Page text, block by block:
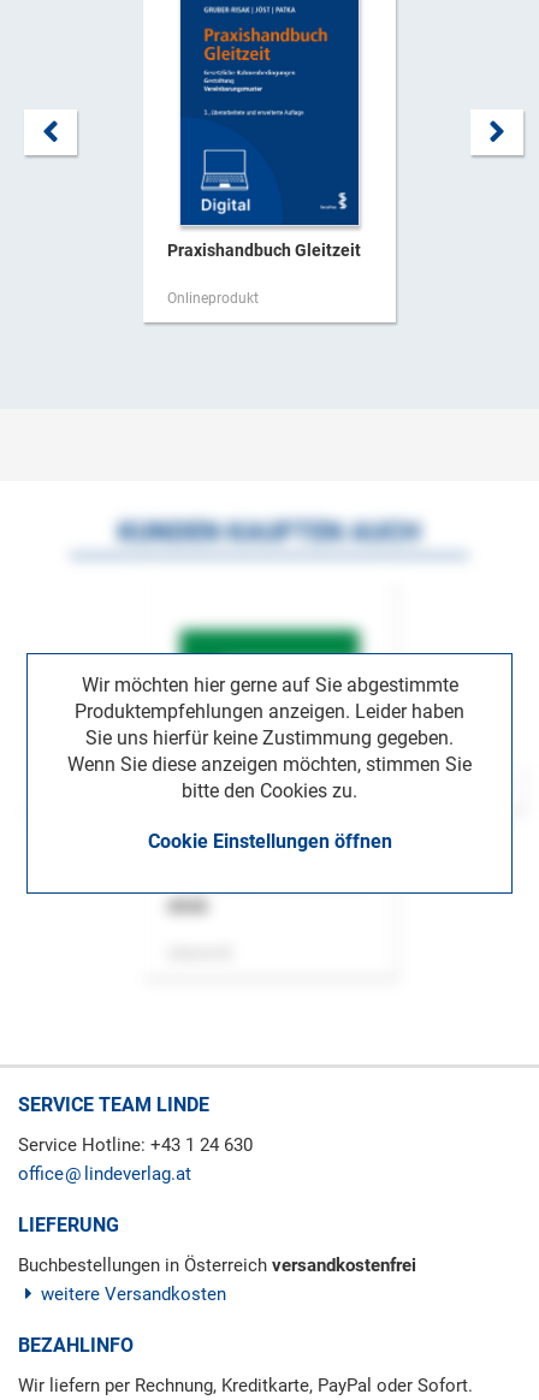
Praxishandbuch Gleitzeit
Onlineprodukt
Wir möchten hier gerne auf Sie abgestimmte
Produktempfehlungen anzeigen. Leider haben
Sie uns hierfür keine Zustimmung gegeben.
Wenn Sie diese anzeigen möchten, stimmen Sie
bitte den Cookies zu.
Cookie Einstellungen öffnen
KUNDEN KAUFTEN AUCH
SERVICE TEAM LINDE
Service Hotline: +43 1 24 630
office
lindeverlag.at
LIEFERUNG
Buchbestellungen in Österreich versandkostenfrei
weitere Versandkosten
BEZAHLINFO
Wir liefern per Rechnung, Kreditkarte, PayPal oder Sofort.